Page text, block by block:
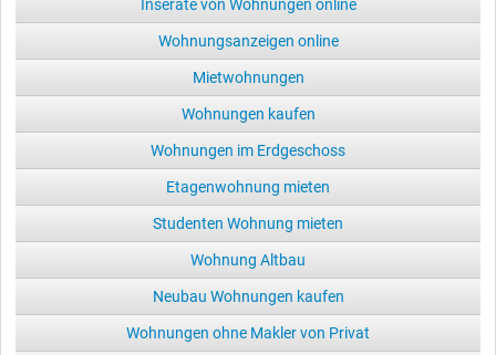
Inserate von Wohnungen online
Wohnungsanzeigen online
Mietwohnungen
Wohnungen kaufen
Wohnungen im Erdgeschoss
Etagenwohnung mieten
Studenten Wohnung mieten
Wohnung Altbau
Neubau Wohnungen kaufen
Wohnungen ohne Makler von Privat